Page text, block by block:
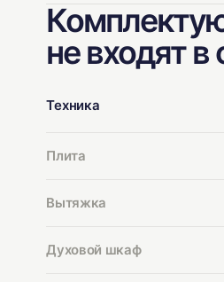
не входят в
Техника
Плита
Вытяжка
Духовой шкаф